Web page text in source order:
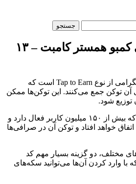
کد مورس و دیلی کمبو همستر کامبت – ۱۳
همستر کامبت یک بازی تلگرامی از نوع Tap to Earn است که
آن توکن جمع می‌کنند. این توکن‌ها ممکن
توزیع شود.
همستر کامبت ادعا کرده که بیش از ۱۵۰ میلیون کاربر فعال دارد و
خواهد افتاد و توکن آن در صرافی‌ها
مختلف، دو گزینه بسیار مهم کد
با وارد کردن آن‌ها می‌توانید سکه‌های